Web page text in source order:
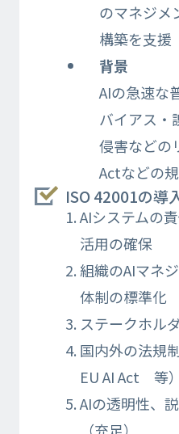
のマネジメ
構築を支援​
背景
AIの急速な
バイアス・
侵害などの
Actなどの
ISO 42001の導
AIシステムの
活用の確保
組織のAIマネ
体制の標準化
ステークホル
国内外の法規
EU AI Act 等）
AIの透明性、